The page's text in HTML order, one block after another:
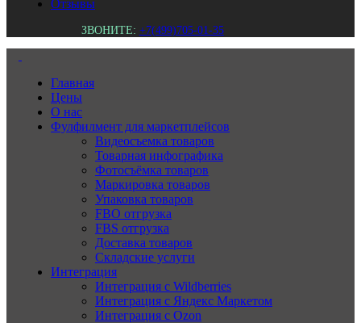
Отзывы
ЗВОНИТЕ: +7(499)705-01-35
Главная
Цены
О нас
Фулфилмент для маркетплейсов
Видеосъемка товаров
Товарная инфографика
Фотосъёмка товаров
Маркировка товаров
Упаковка товаров
FBO отгрузка
FBS отгрузка
Доставка товаров
Складские услуги
Интеграция
Интеграция с Wildberries
Интеграция с Яндекс Маркетом
Интеграция с Ozon